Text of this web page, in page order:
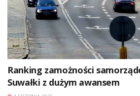
Ranking zamożności
Suwałki z dużym awansem